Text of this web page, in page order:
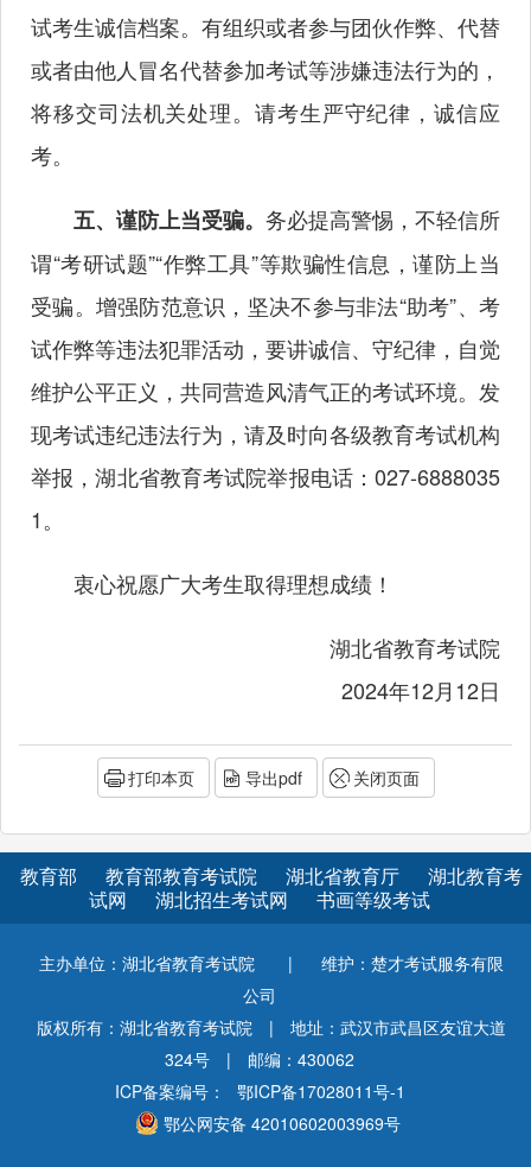
试考生诚信档案。有组织或者参与团伙作弊、代替
或者由他人冒名代替参加考试等涉嫌违法行为的，
将移交司法机关处理。请考生严守纪律，诚信应
考。
五、谨防上当受骗。 务必提高警惕，不轻信所
谓“考研试题”“作弊工具”等欺骗性信息，谨防上当
受骗。增强防范意识，坚决不参与非法“助考”、考
试作弊等违法犯罪活动，要讲诚信、守纪律，自觉
维护公平正义，共同营造风清气正的考试环境。发
现考试违纪违法行为，请及时向各级教育考试机构
举报，湖北省教育考试院举报电话：027-6888035
1。
衷心祝愿广大考生取得理想成绩！
湖北省教育考试院
2024年12月12日
打印本页 导出pdf 关闭页面
教育部 教育部教育考试院 湖北省教育厅
湖北教育考
试网
湖北招生考试网 书画等级考试
主办单位：湖北省教育考试院 |
维护：楚才考试服务有限
公司
版权所有：湖北省教育考试院
|
地址：武汉市武昌区友谊大道
324号
|
邮编：430062
ICP备案编号：
鄂ICP备17028011号-1
鄂公网安备 42010602003969号